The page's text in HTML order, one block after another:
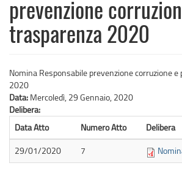
prevenzione
trasparenza 2020
Nomina Responsabile prevenzione corruzione e
2020
Data: Mercoledì, 29 Gennaio, 2020
Delibera:
Data Atto
Numero Atto
Delibera
29/01/2020
7